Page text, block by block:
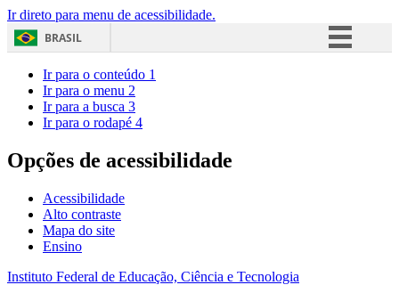
Ir direto para menu de acessibilidade.
BRASIL
Acesso à informação
Ir para o conteúdo 1
Ir para o menu 2
Ir para a busca 3
Ir para o rodapé 4
Opções de acessibilidade
Acessibilidade
Alto contraste
Mapa do site
Ensino
Instituto Federal de Educação, Ciência e Tecnologia